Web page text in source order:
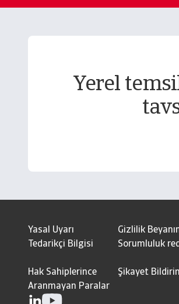
Yerel
Yasal Uyarı Gizlilik
Tedarikçi Bilgisi
Sorumluluk
Hak Sahiplerince
Aranmayan Paralar
Şikayet